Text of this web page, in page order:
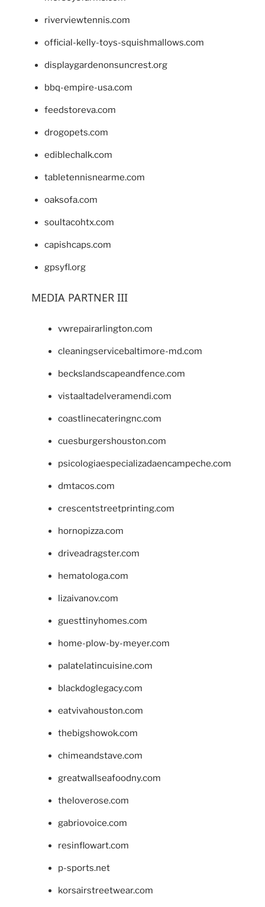
riverviewtennis.com
official-kelly-toys-squishmallows.com
displaygardenonsuncrest.org
bbq-empire-usa.com
feedstoreva.com
drogopets.com
ediblechalk.com
tabletennisnearme.com
oaksofa.com
soultacohtx.com
capishcaps.com
gpsyfl.org
MEDIA PARTNER III
vwrepairarlington.com
cleaningservicebaltimore-md.com
beckslandscapeandfence.com
vistaaltadelveramendi.com
coastlinecateringnc.com
cuesburgershouston.com
psicologiaespecializadaencampeche.com
dmtacos.com
crescentstreetprinting.com
hornopizza.com
driveadragster.com
hematologa.com
lizaivanov.com
guesttinyhomes.com
home-plow-by-meyer.com
palatelatincuisine.com
blackdoglegacy.com
eatvivahouston.com
thebigshowok.com
chimeandstave.com
greatwallseafoodny.com
theloverose.com
gabriovoice.com
resinflowart.com
p-sports.net
korsairstreetwear.com